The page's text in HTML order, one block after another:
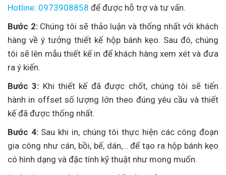
Hotline: 0973908858 để được hỗ trợ và tư vấn.
Bước 2: Chúng tôi sẽ thảo luận và thống nhất với khách
hàng về ý tưởng thiết kế hộp bánh kẹo. Sau đó, chúng
tôi sẽ lên mẫu thiết kế in để khách hàng xem xét và đưa
ra ý kiến.
Bước 3: Khi thiết kế đã được chốt, chúng tôi sẽ tiến
hành in offset số lượng lớn theo đúng yêu cầu và thiết
kế đã được thống nhất.
Bước 4: Sau khi in, chúng tôi thực hiện các công đoạn
gia công như cán, bồi, bế, dán,… để tạo ra hộp bánh kẹo
có hình dạng và đặc tính kỹ thuật như mong muốn.